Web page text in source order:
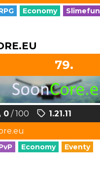
Economy Slimefun
79.
0 / 100
1.21.11
Economy Eventy